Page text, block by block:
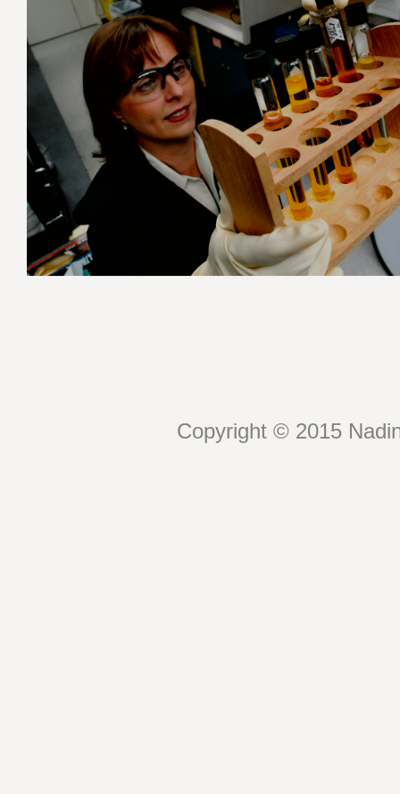
Copyright © 2015